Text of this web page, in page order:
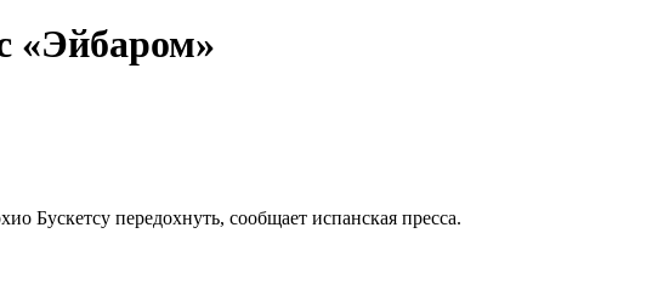
«Эйбаром»
Бускетсу передохнуть, сообщает испанская пресса.